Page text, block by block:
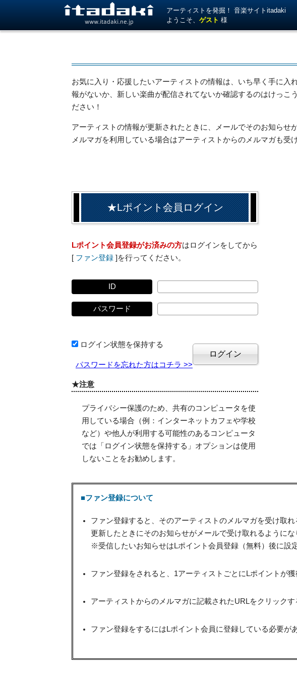
www.itadaki.ne.jp
アーティストを発掘！ 音楽サイトitadaki
ようこそ、ゲスト 様
お気に入り・応援したいアーティストの情報は、いち早く手に入
報がないか、新しい楽曲が配信されてないか確認するのはけっこ
ださい！
アーティストの情報が更新されたときに、メールでそのお知らせ
メルマガを利用している場合はアーティストからのメルマガも受
★Lポイント会員ログイン
Lポイント会員登録がお済みの方はログインをしてから
[ ファン登録 ]を行ってください。
ID
パスワード
ログイン状態を保持する
パスワードを忘れた方はコチラ >>
★注意
プライバシー保護のため、共有のコンピュータを使
用している場合（例：インターネットカフェや学校
など）や他人が利用する可能性のあるコンピュータ
では「ログイン状態を保持する」オプションは使用
しないことをお勧めします。
■ファン登録について
ファン登録すると、そのアーティストのメルマガを受け取
更新したときにそのお知らせがメールで受け取れるようにな
※受信したいお知らせはLポイント会員登録（無料）後に設
ファン登録をされると、1アーティストごとにLポイントが獲
アーティストからのメルマガに記載されたURLをクリック
ファン登録をするにはLポイント会員に登録している必要が